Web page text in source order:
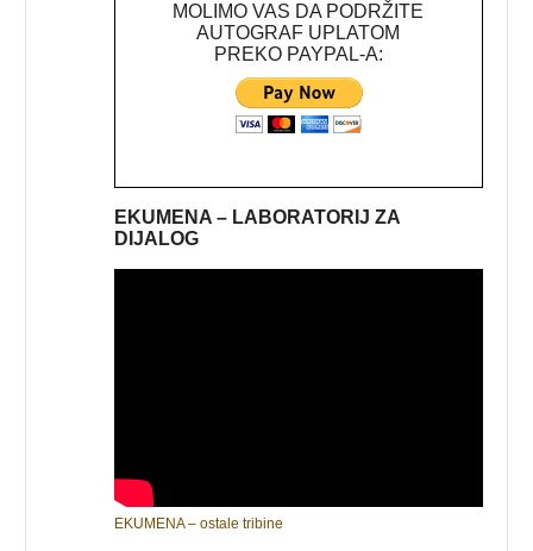
MOLIMO VAS DA PODRŽITE
AUTOGRAF UPLATOM
PREKO PAYPAL-A:
EKUMENA – LABORATORIJ ZA
DIJALOG
EKUMENA – ostale tribine